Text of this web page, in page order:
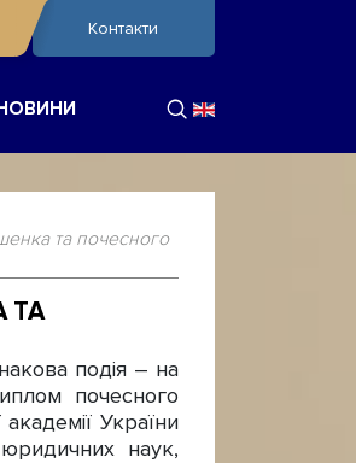
Контакти
та почесного
ТА
подія – на
почесного
України
наук,